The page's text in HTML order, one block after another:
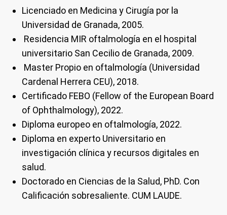
Licenciado en Medicina y Cirugía por la
Universidad de Granada, 2005.
Residencia MIR oftalmología en el hospital
universitario San Cecilio de Granada, 2009.
Master Propio en oftalmología (Universidad
Cardenal Herrera CEU), 2018.
Certificado FEBO (Fellow of the European Board
of Ophthalmology), 2022.
Diploma europeo en oftalmología, 2022.
Diploma en experto Universitario en
investigación clínica y recursos digitales en
salud.
Doctorado en Ciencias de la Salud, PhD. Con
Calificación sobresaliente. CUM LAUDE.